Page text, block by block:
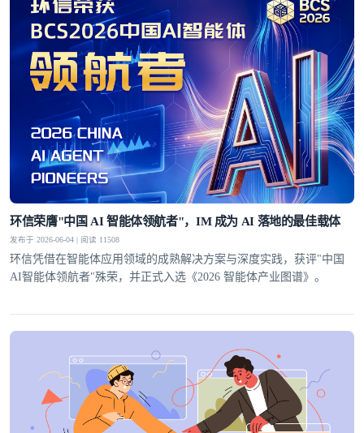
环信荣膺"中国 AI 智能体领航者"，IM 成为 AI 落地的最佳载体
发布于 2026-06-04 | 阅读 11508
环信凭借在智能体应用领域的成熟解决方案与深度实践，获评"中国
AI智能体领航者"殊荣，并正式入选《2026 智能体产业图谱》。